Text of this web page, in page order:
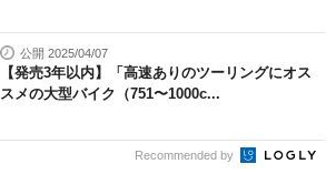
公開 2025/04/07
【発売3年以内】「高速ありのツーリングにオス
スメの大型バイク（751〜1000c...
Recommended by